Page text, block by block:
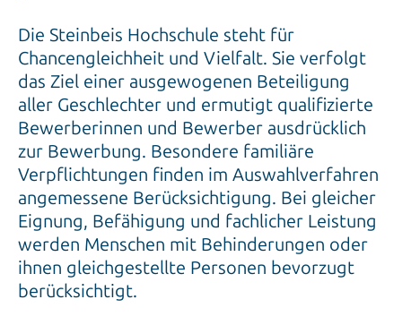
Die Steinbeis Hochschule steht für
Chancengleichheit und Vielfalt. Sie verfolgt
das Ziel einer ausgewogenen Beteiligung
aller Geschlechter und ermutigt qualifizierte
Bewerberinnen und Bewerber ausdrücklich
zur Bewerbung. Besondere familiäre
Verpflichtungen finden im Auswahlverfahren
angemessene Berücksichtigung. Bei gleicher
Eignung, Befähigung und fachlicher Leistung
werden Menschen mit Behinderungen oder
ihnen gleichgestellte Personen bevorzugt
berücksichtigt.